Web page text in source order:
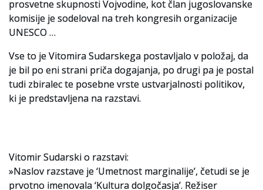
Virtualni.ZAC
prosvetne skupnosti Vojvodine, kot član jugoslovanske
komisije je sodeloval na treh kongresih organizacije
UNESCO …
Vse to je Vitomira Sudarskega postavljalo v položaj, da
je bil po eni strani priča dogajanja, po drugi pa je postal
tudi zbiralec te posebne vrste ustvarjalnosti politikov,
ki je predstavljena na razstavi.
Vitomir Sudarski o razstavi:
»Naslov razstave je ‘Umetnost marginalije’, četudi se je
prvotno imenovala ‘Kultura dolgočasja’. Režiser